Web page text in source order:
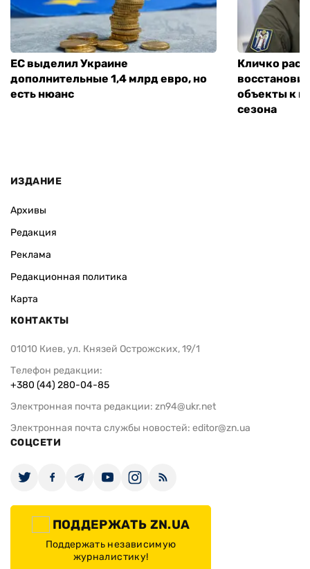
ЕС выделил Украине
дополнительные 1,4 млрд евро, но
есть нюанс
Кличко
объекты к
сезона
ИЗДАНИЕ
Архивы
Редакция
Реклама
Редакционная политика
Карта
КОНТАКТЫ
01010 Киев, ул. Князей Острожских, 19/1
Телефон редакции:
+380 (44) 280-04-85
Электронная почта редакции: zn94@ukr.net
Электронная почта службы новостей: editor@zn.ua
СОЦСЕТИ
ПОДДЕРЖАТЬ ZN.UA
Поддержать независимую
журналистику!